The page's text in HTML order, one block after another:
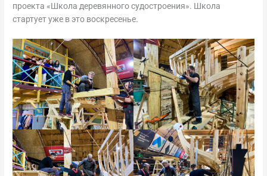
проекта «Школа деревянного судостроения». Школа
стартует уже в это воскресенье.